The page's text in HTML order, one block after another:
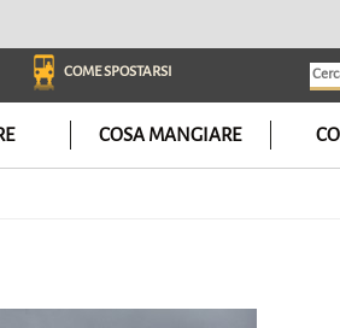
COME SPOSTARSI
per:
COSA MANGIARE